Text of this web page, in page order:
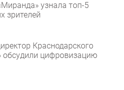
узнала топ-5
зрителей
Краснодарского
обсудили цифровизацию